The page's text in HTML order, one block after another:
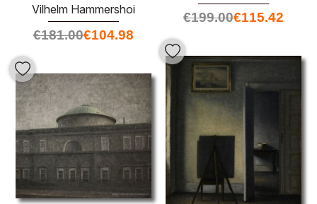
€199.00€115.42
Vilhelm Hammershoi
€181.00€104.98